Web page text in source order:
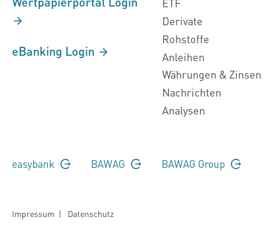
eBanking Login
ETF
Derivate
Rohstoffe
Anleihen
Währungen & Zinsen
Nachrichten
Analysen
easybank BAWAG BAWAG Group
Impressum | Datenschutz